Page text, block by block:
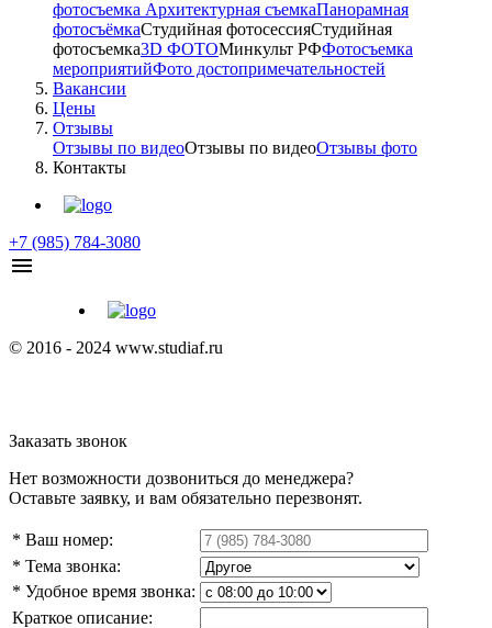
фотосъемка Архитектурная съемкаПанорамная
фотосъёмкаСтудийная фотосессияСтудийная
фотосъемка3D ФОТОМинкульт РФФотосъемка
мероприятийФото достопримечательностей
Вакансии
Цены
Отзывы
Отзывы по видеоОтзывы по видеоОтзывы фото
Контакты
+7 (985) 784-3080
© 2016 - 2024 www.studiaf.ru
Заказать звонок
Нет возможности дозвониться до менеджера?
Оставьте заявку, и вам обязательно перезвонят.
* Ваш номер:
* Тема звонка:
* Удобное время звонка:
Краткое описание: